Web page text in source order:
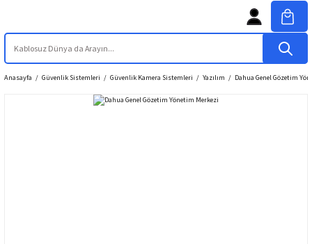
Anasayfa Güvenlik Sistemleri Güvenlik Kamera Sistemleri Yazılım Dahua Genel Gözetim